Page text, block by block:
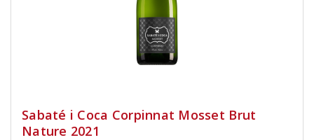
Sabaté i Coca Corpinnat Mosset Brut
Nature 2021